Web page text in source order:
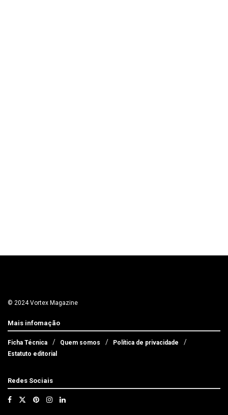
© 2024 Vortex Magazine
Mais infomação
Ficha Técnica Quem somos
Política de privacidade
Estatuto editorial
Redes Sociais